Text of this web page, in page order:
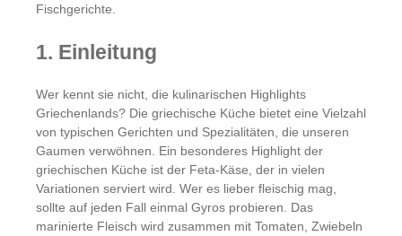
Fischgerichte.
1. Einleitung
Wer kennt sie nicht, die kulinarischen Highlights
Griechenlands? Die griechische Küche bietet eine Vielzahl
von typischen Gerichten und Spezialitäten, die unseren
Gaumen verwöhnen. Ein besonderes Highlight der
griechischen Küche ist der Feta-Käse, der in vielen
Variationen serviert wird. Wer es lieber fleischig mag,
sollte auf jeden Fall einmal Gyros probieren. Das
marinierte Fleisch wird zusammen mit Tomaten, Zwiebeln